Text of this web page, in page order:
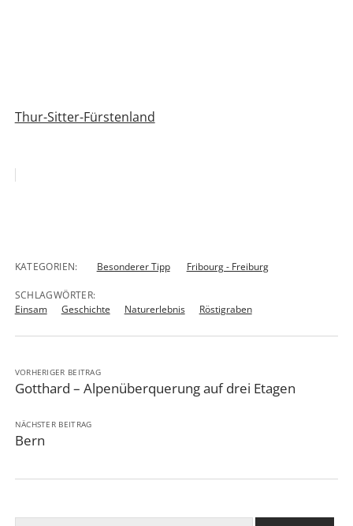
Thur-Sitter-Fürstenland
KATEGORIEN: Besonderer Tipp Fribourg - Freiburg
SCHLAGWÖRTER:
Einsam
Geschichte Naturerlebnis Röstigraben
VORHERIGER BEITRAG
Gotthard – Alpenüberquerung auf drei Etagen
NÄCHSTER BEITRAG
Bern